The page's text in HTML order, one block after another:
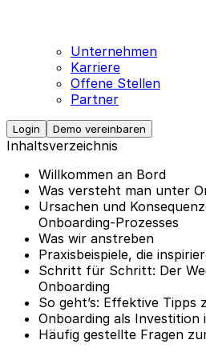
Unternehmen
Karriere
Offene Stellen
Partner
Login Demo vereinbaren
Inhaltsverzeichnis
Willkommen an Bord
Was versteht man unter
Ursachen und
Onboarding-Prozesses
Was wir anstreben
Praxisbeispiele, die
Schritt für Schritt: Der
Onboarding
So geht’s: Effektive Tipps
Onboarding als Investition
Häufig gestellte Fragen